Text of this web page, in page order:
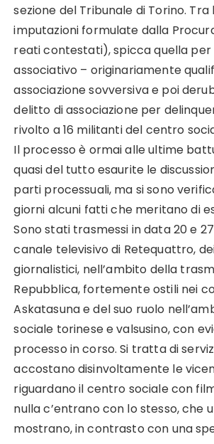
sezione del Tribunale di Torino.
imputazioni formulate dalla
reati contestati), spicca quella per
associativo – originariamente
associazione sovversiva e poi
delitto di associazione per
rivolto a 16 militanti del centro
Il processo è ormai alle ultime
quasi del tutto esaurite le
parti processuali, ma si sono
giorni alcuni fatti che meritano di
Sono stati trasmessi in data 20 e
canale televisivo di Retequattro,
giornalistici, nell’ambito della
Repubblica, fortemente ostili nei
Askatasuna e del suo ruolo
sociale torinese e valsusino, con
processo in corso. Si tratta di
accostano disinvoltamente le
riguardano il centro sociale con
nulla c’entrano con lo stesso, che
mostrano, in contrasto con una